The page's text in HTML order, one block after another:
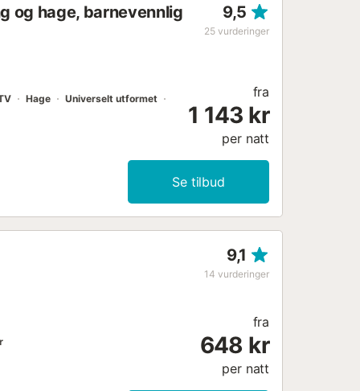
og hage, barnevennlig 9,5
25 vurderinger
Hage
Universelt utformet
fra
1 143 kr
per natt
Se tilbud
9,1
14 vurderinger
fra
648 kr
per natt